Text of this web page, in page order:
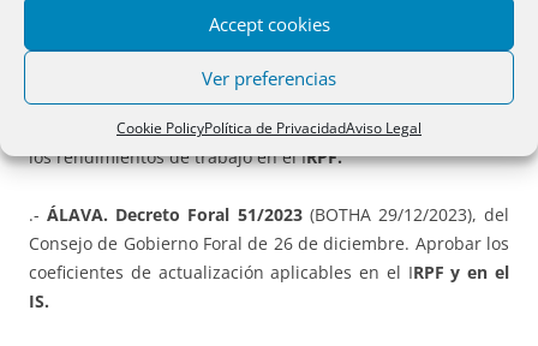
Accept cookies
Ver preferencias
Cookie PolicyPolítica de PrivacidadAviso Legal
Temporal de Solidaridad de las Grandes Fortunas (IP).
ÁLAVA. Decreto Foral 50/2023(BOTHA 29/12/2023), del
Consejo de Gobierno Foral de 26 de diciembre. Aprobar la
modificación de los porcentajes de retención aplicables a
los rendimientos de trabajo en el IRPF.
.-ÁLAVA. Decreto Foral 51/2023(BOTHA 29/12/2023), del
Consejo de Gobierno Foral de 26 de diciembre. Aprobar los
coeficientes de actualización aplicables en el IRPF y en el
IS.